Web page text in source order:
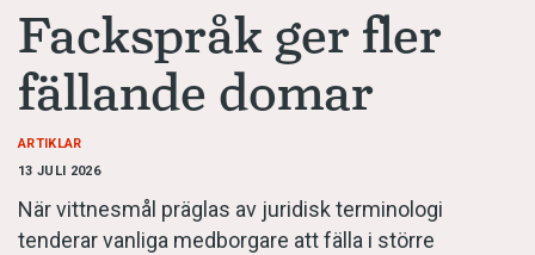
Föreslå nyord
Annonsera
Prenumerera
Läs Språktidningen digitalt
Press
Fackspråk ger fler
fällande domar
13 JULI 2026
ARTIKLAR
När vittnesmål präglas av juridisk terminologi
tenderar vanliga medborgare att fälla i större